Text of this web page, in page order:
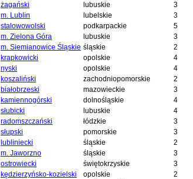
żagański
lubuskie 3
m. Lublin
lubelskie 3
stalowowolski
podkarpackie 5
m. Zielona Góra
lubuskie 3
m. Siemianowice Śląskie śląskie 2
krapkowicki
opolskie 4
nyski
opolskie 4
koszaliński
zachodniopomorskie 2
białobrzeski
mazowieckie 3
kamiennogórski
dolnośląskie 4
słubicki
lubuskie 4
radomszczański
łódzkie 3
słupski
pomorskie 3
lubliniecki
śląskie 2
m. Jaworzno
śląskie 3
ostrowiecki
świętokrzyskie 3
kędzierzyńsko-kozielski
opolskie 2